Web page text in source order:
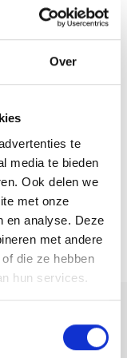
Over
te
media te bieden
Ook delen we
met onze
en analyse. Deze
met andere
die ze hebben
hun services.
fijne plek om buiten
is tevens voorzien
fraai uitzicht!;
Harderwijk en
groene woonwijk;
(2022);
badkamer;